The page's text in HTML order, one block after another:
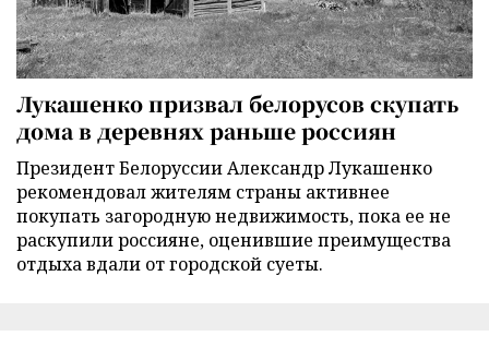
Лукашенко призвал белорусов скупать
дома в деревнях раньше россиян
Президент Белоруссии Александр Лукашенко
рекомендовал жителям страны активнее
покупать загородную недвижимость, пока ее не
раскупили россияне, оценившие преимущества
отдыха вдали от городской суеты.